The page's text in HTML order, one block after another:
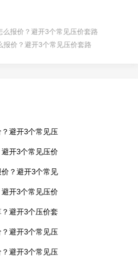
么报价？避开3个常见压价套路
报价？避开3个常见压价套路
避开3个常见压
开3个常见压价
？避开3个常见
开3个常见压价
避开3个压价套
避开3个常见压
避开3个常见压